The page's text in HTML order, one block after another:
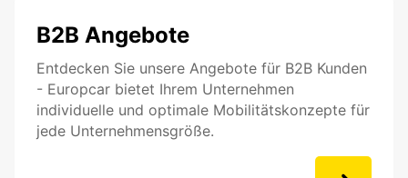
B2B Angebote
Entdecken Sie unsere Angebote für B2B Kunden
- Europcar bietet Ihrem Unternehmen
individuelle und optimale Mobilitätskonzepte für
jede Unternehmensgröße.